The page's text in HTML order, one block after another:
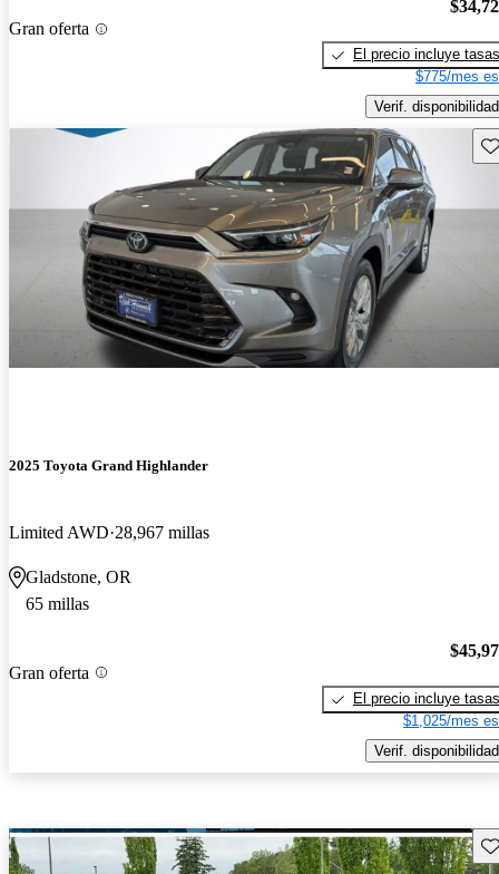
Gran oferta
El precio incluye tasas
$775/mes
Verif. disponibilidad
2025 Toyota Grand Highlander
Limited AWD 28,967 millas
Gladstone, OR
65 millas
Gran oferta
El precio incluye tasas
$1,025/mes
Verif. disponibilidad